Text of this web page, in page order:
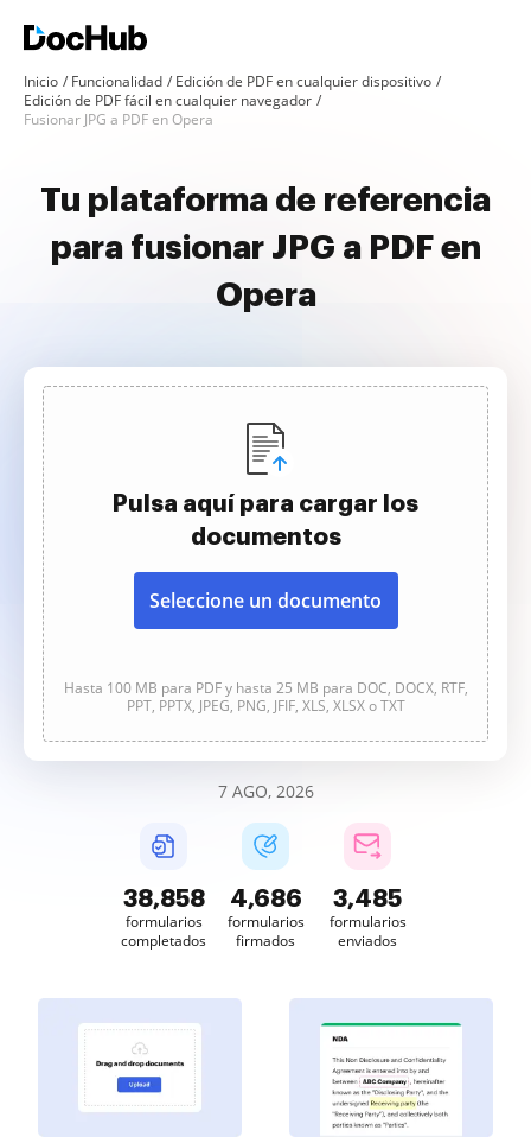
Inicio Funcionalidad
Edición de PDF en cualquier dispositivo
Edición de PDF fácil en cualquier navegador
Fusionar JPG a PDF en Opera
Tu plataforma de referencia
para fusionar JPG a PDF en
Opera
Pulsa aquí para cargar los
documentos
Seleccione un documento
Hasta 100 MB para PDF y hasta 25 MB para DOC, DOCX, RTF,
PPT, PPTX, JPEG, PNG, JFIF, XLS, XLSX o TXT
7 AGO, 2026
38,858
formularios
completados
4,686
formularios
firmados
3,485
formularios
enviados